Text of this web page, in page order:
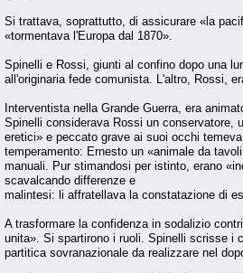
Si trattava, soprattutto, di assicurare «la
«tormentava l'Europa dal 1870».
Spinelli e Rossi, giunti al confino dopo una
all'originaria fede comunista. L'altro, Rossi,
Interventista nella Grande Guerra, era
Spinelli considerava Rossi un
eretici» e peccato grave ai suoi occhi
temperamento: Ernesto un «animale da
manuali. Pur stimandosi per istinto, erano
scavalcando differenze e
malintesi: li affratellava la constatazione di
A trasformare la confidenza in sodalizio
unita». Si spartirono i ruoli. Spinelli scrisse i
partitica sovranazionale da realizzare nel